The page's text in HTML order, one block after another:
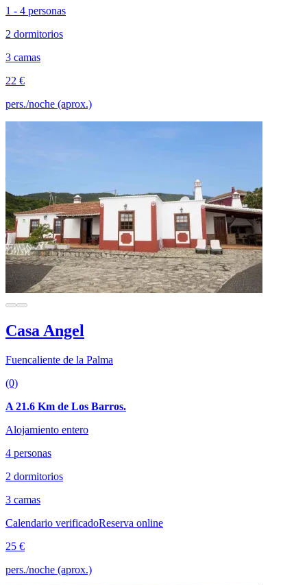
1 - 4 personas
2 dormitorios
3 camas
22 €
pers./noche (aprox.)
Casa Angel
Fuencaliente de la Palma
(0)
A 21.6 Km de Los Barros.
Alojamiento entero
4 personas
2 dormitorios
3 camas
Calendario verificadoReserva online
25 €
pers./noche (aprox.)